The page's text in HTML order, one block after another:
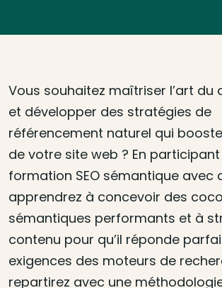
Vous souhaitez maîtriser l’art du
et développer des stratégies de
référencement naturel qui
de votre site web ? En
formation SEO sémantique avec
apprendrez à concevoir des
sémantiques performants et à
contenu pour qu’il réponde
exigences des moteurs de
repartirez avec une